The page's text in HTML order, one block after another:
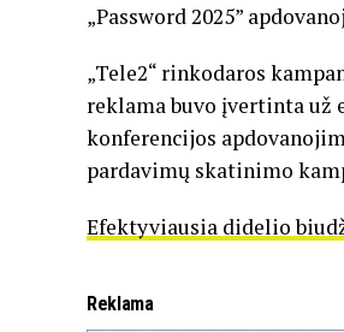
„Password 2025”
„Tele2“ rinkodaros
reklama buvo įvertinta už
konferencijos
pardavimų skatinimo
Efektyviausia didelio
Reklama